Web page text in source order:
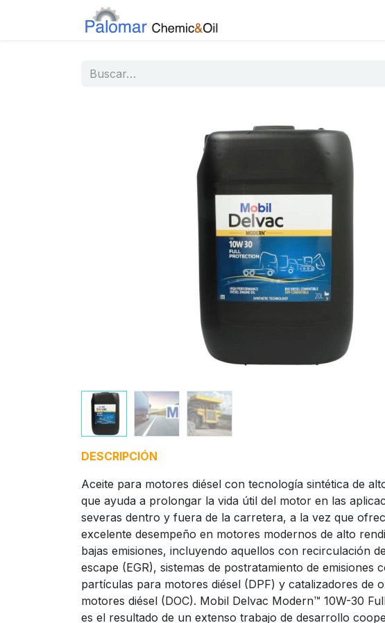
DESCRIPCIÓN
Aceite para motores diésel con tecnología sintética de
que ayuda a prolongar la vida útil del motor en las
severas dentro y fuera de la carretera, a la vez que
excelente desempeño en motores modernos de alto
bajas emisiones, incluyendo aquellos con recirculación
escape (EGR), sistemas de postratamiento de emisiones
partículas para motores diésel (DPF) y catalizadores de
motores diésel (DOC). Mobil Delvac Modern™ 10W-30
es el resultado de un extenso trabajo de desarrollo